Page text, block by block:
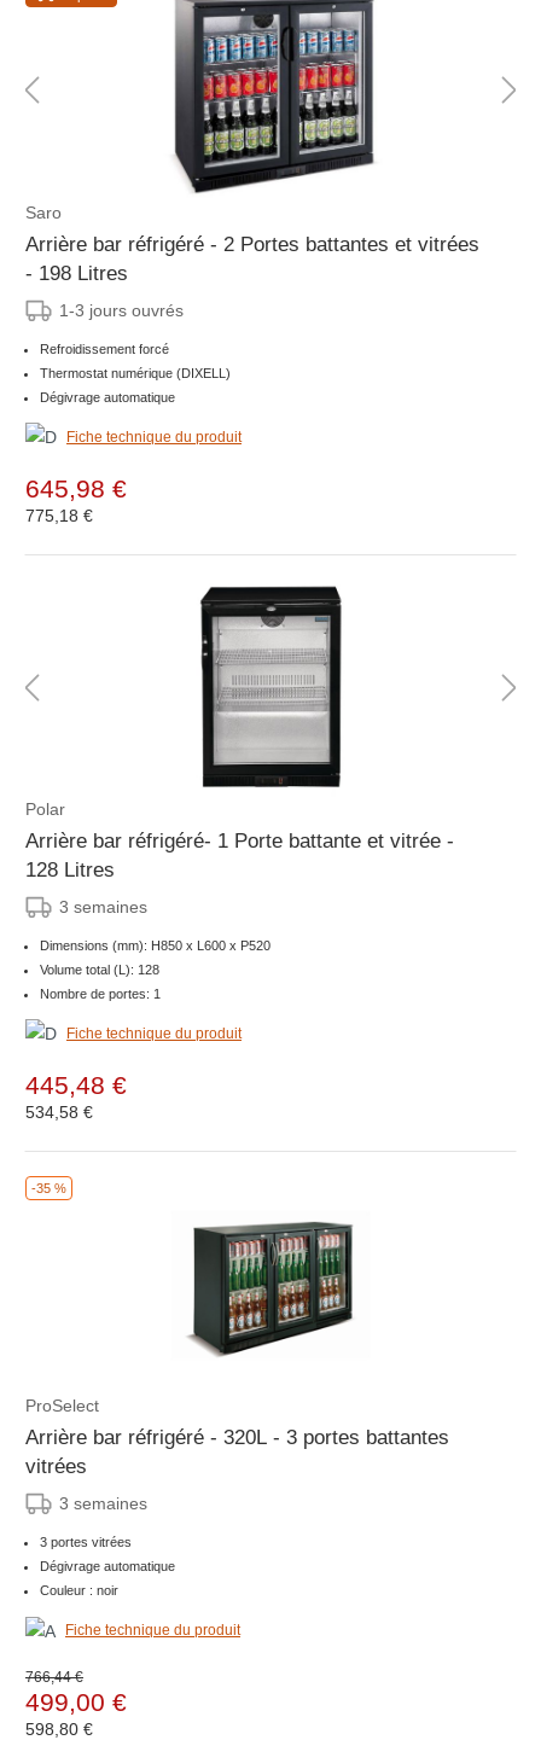
Saro
Arrière bar réfrigéré - 2 Portes battantes et vitrées
- 198 Litres
1-3 jours ouvrés
Refroidissement forcé
Thermostat numérique (DIXELL)
Dégivrage automatique
Fiche technique du produit
645,98 €
775,18 €
Polar
Arrière bar réfrigéré- 1 Porte battante et vitrée -
128 Litres
3 semaines
Dimensions (mm): H850 x L600 x P520
Volume total (L): 128
Nombre de portes: 1
Fiche technique du produit
445,48 €
534,58 €
-35 %
ProSelect
Arrière bar réfrigéré - 320L - 3 portes battantes
vitrées
3 semaines
3 portes vitrées
Dégivrage automatique
Couleur : noir
Fiche technique du produit
766,44 €
499,00 €
598,80 €